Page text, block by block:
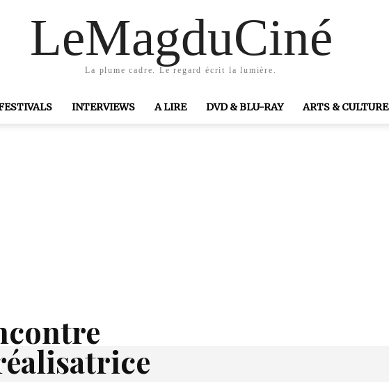
LeMagduCiné
La plume cadre. Le regard écrit la lumière.
INTERVIEWS A LIRE DVD & BLU-RAY ARTS & CULTURE